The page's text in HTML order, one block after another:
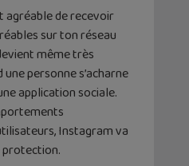
agréable de recevoir
sur ton réseau
même très
personne s’acharne
application sociale.
Instagram va
protection.